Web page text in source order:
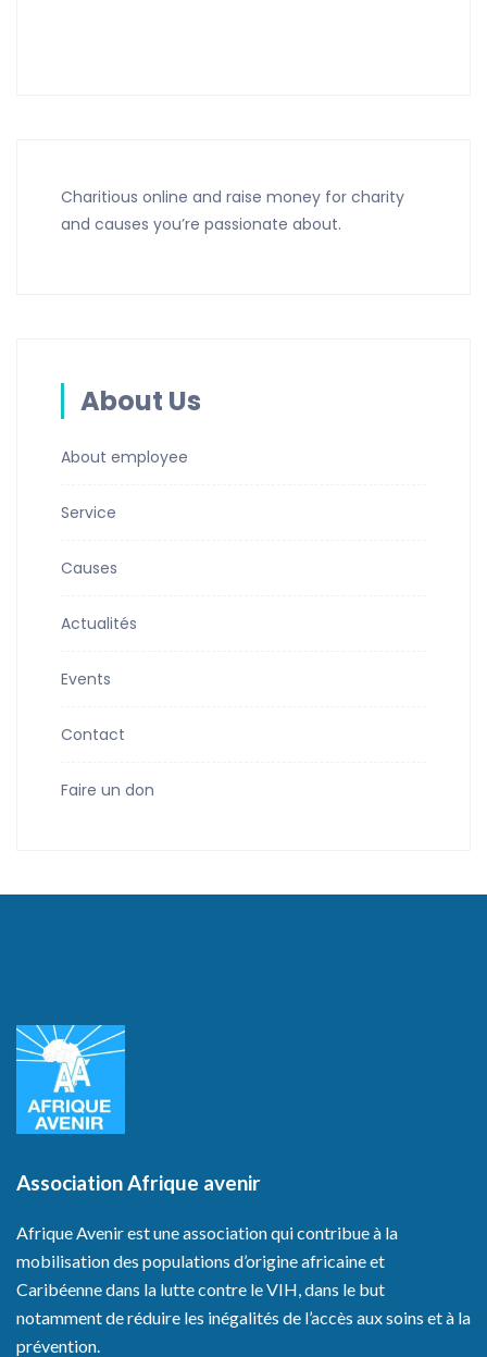
Charitious online and raise money for charity
and causes you’re passionate about.
About Us
About employee
Service
Causes
Actualités
Events
Contact
Faire un don
Association Afrique avenir
Afrique Avenir est une association qui contribue à la
mobilisation des populations d’origine africaine et
Caribéenne dans la lutte contre le VIH, dans le but
notamment de réduire les inégalités de l’accès aux soins et à la
prévention.